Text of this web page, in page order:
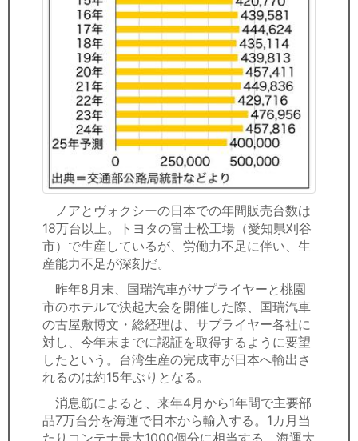
ノアとヴォクシーの日本での年間販売台数は
18万台以上。トヨタの富士松工場（愛知県刈谷
市）で生産しているが、労働力不足に伴い、生
産能力不足が深刻だ。
昨年8月末、国瑞汽車がサプライヤーと桃園
市のホテルで決起大会を開催した際、国瑞汽車
の古屋敷博文・総経理は、サプライヤー各社に
対し、今年末までに認証を取得するように要望
したという。台湾生産の完成車が日本へ輸出さ
れるのは約15年ぶりとなる。
消息筋によると、来年4月から1年間で主要部
品7万台分を海運で日本から輸入する。1カ月当
たりコンテナ最大1000個分に相当する。海運大